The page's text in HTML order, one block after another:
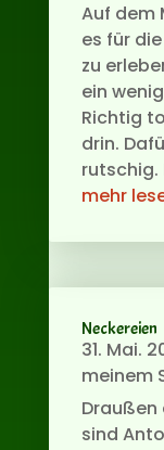
Auf dem
es für
zu
ein
Richtig
drin.
rutschig.
mehr
Neckereien
31. Mai.
meinem
Draußen
sind